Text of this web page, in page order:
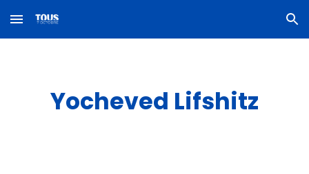
Skip to main content Skip to navigation
Yocheved Lifshitz